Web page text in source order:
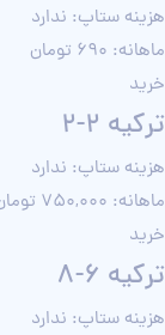
هزینه ستاپ: ندارد
ماهانه: 690 تومان
خرید
ترکیه 2-2
هزینه ستاپ: ندارد
ماهانه: 750,000 تومان
خرید
ترکیه 6-8
هزینه ستاپ: ندارد